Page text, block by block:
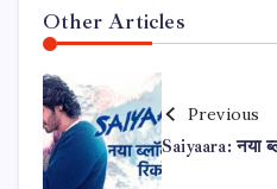
Other Articles
Previous
Saiyaara: नया